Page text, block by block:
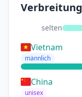
Verbreitung
selten
Vietnam
männlich
China
unisex